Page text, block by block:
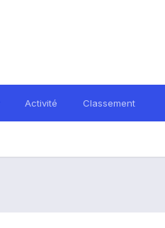
Activité Classement